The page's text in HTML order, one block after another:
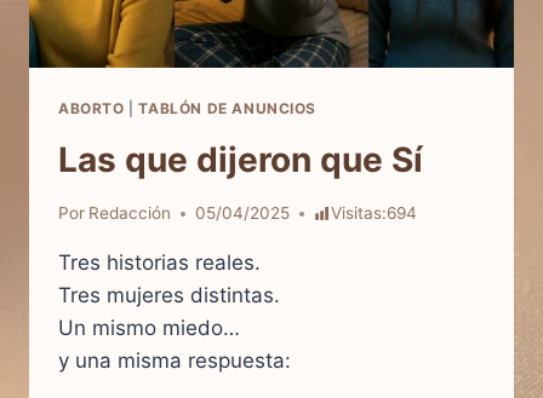
ABORTO |TABLÓN DE ANUNCIOS
Las que dijeron que Sí
Por Redacción 05/04/2025 Visitas:694
Tres historias reales.
Tres mujeres distintas.
Un mismo miedo…
y una misma respuesta: